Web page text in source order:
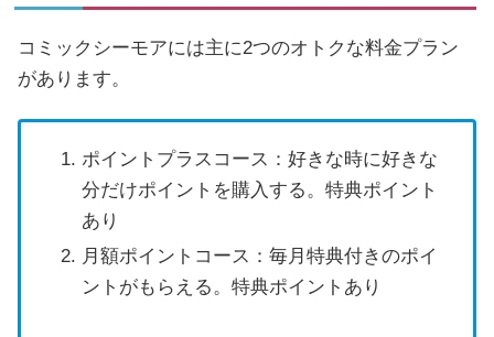
コミックシーモアには主に2つのオトクな料金プラン
があります。
ポイントプラスコース：好きな時に好きな
分だけポイントを購入する。特典ポイント
あり
月額ポイントコース：毎月特典付きのポイ
ントがもらえる。特典ポイントあり